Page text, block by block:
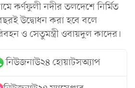
কর্ণফুলী নদীর তলদেশে নির্মিত
উদ্বোধন করা হবে বলে
ও সেতুমন্ত্রী ওবায়দুল কাদের।
নিউজনাউ২৪ হোয়াটসঅ্যাপ